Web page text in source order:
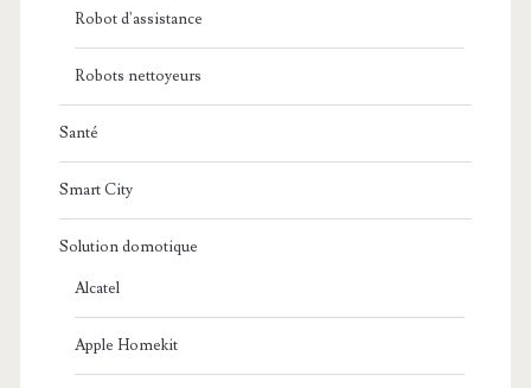
Robot d'assistance
Robots nettoyeurs
Santé
Smart City
Solution domotique
Alcatel
Apple Homekit